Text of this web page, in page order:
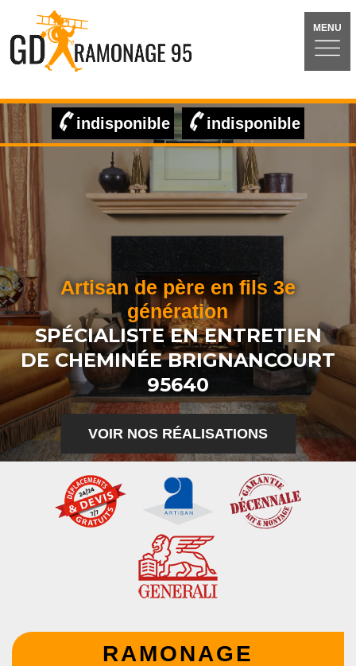
MENU
indisponible indisponible
Artisan de père en fils 3e
génération
SPÉCIALISTE EN ENTRETIEN
DE CHEMINÉE BRIGNANCOURT
95640
VOIR NOS RÉALISATIONS
RAMONAGE